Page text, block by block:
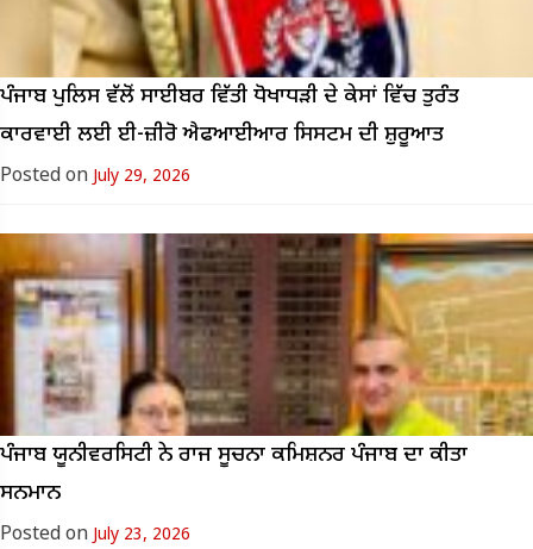
ਪੰਜਾਬ ਪੁਲਿਸ ਵੱਲੋਂ ਸਾਈਬਰ ਵਿੱਤੀ ਧੋਖਾਧੜੀ ਦੇ ਕੇਸਾਂ ਵਿੱਚ ਤੁਰੰਤ
ਕਾਰਵਾਈ ਲਈ ਈ-ਜ਼ੀਰੋ ਐਫਆਈਆਰ ਸਿਸਟਮ ਦੀ ਸ਼ੁਰੂਆਤ
Posted on July 29, 2026
ਪੰਜਾਬ ਯੂਨੀਵਰਸਿਟੀ ਨੇ ਰਾਜ ਸੂਚਨਾ ਕਮਿਸ਼ਨਰ ਪੰਜਾਬ ਦਾ ਕੀਤਾ
ਸਨਮਾਨ
Posted on July 23, 2026